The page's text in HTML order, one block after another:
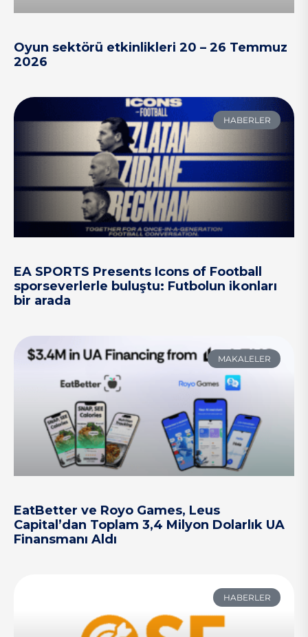
Oyun sektörü etkinlikleri 20 – 26 Temmuz
2026
HABERLER
EA SPORTS Presents Icons of Football
sporseverlerle buluştu: Futbolun ikonları
bir arada
MAKALELER
EatBetter ve Royo Games, Leus
Capital’dan Toplam 3,4 Milyon Dolarlık UA
Finansmanı Aldı
HABERLER